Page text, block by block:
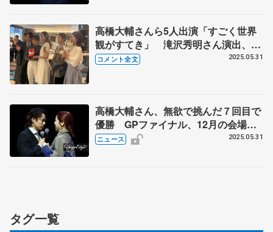
高橋大輔さんら5人出演「すごく世界
観がすてき」 滝沢秀明さん演出、名
古屋市のIGアリーナ開業式典（囲み取
コメント全文 2025.05.31
高橋大輔さん、無欲で挑んだ７回目で
優勝 GPファイナル、12月の会場で
トークショー 第1部
ニュース 2025.05.31
タグ一覧